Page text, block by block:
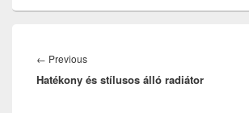
navigáció
← PreviousPrevious
post:
Hatékony és stílusos álló radiátor